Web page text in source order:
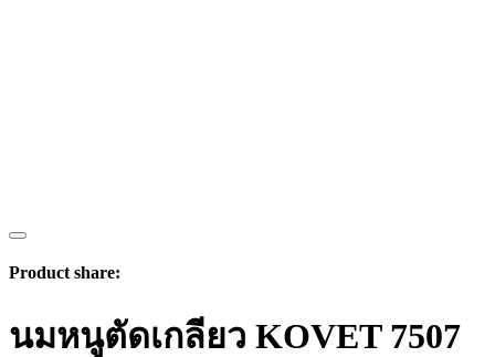
Product share:
นมหนูตัดเกลียว KOVET 7507